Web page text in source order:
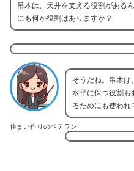
吊木は、天井を支える役割がある
にも何か役割はありますか？
住まい作りのベテラン
そうだね。吊木は
水平に保つ役割も
るためにも使われ